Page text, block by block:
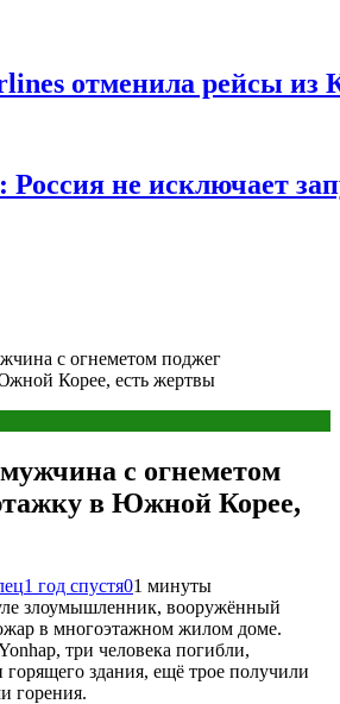
отменила рейсы из
не исключает
с огнеметом поджег
Корее, есть жертвы
с огнеметом
в Южной Корее,
1 год спустя01 минуты
злоумышленник, вооружённый
в многоэтажном жилом доме.
три человека погибли,
здания, ещё трое получили
горения.